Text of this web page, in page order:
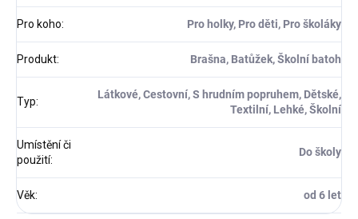
Pro koho: Pro holky, Pro děti, Pro školáky
Produkt: Brašna, Batůžek, Školní batoh
Typ:
Látkové, Cestovní, S hrudním popruhem, Dětské,
Textilní, Lehké, Školní
Umístění či
použití:
Do školy
Věk: od 6 let